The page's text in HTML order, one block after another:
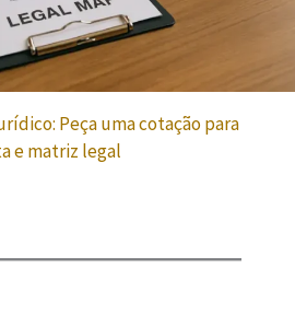
Peça uma cotação para
e matriz legal